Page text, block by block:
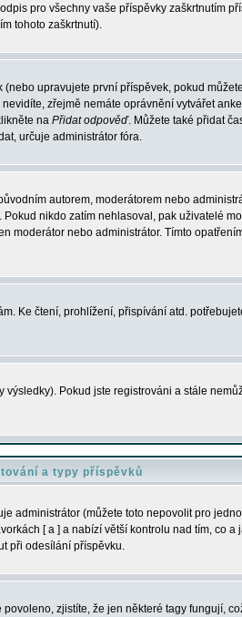
pro všechny vaše příspěvky zaškrtnutím
tohoto zaškrtnutí).
upravujete první příspěvek, pokud
zřejmě nemáte oprávnění vytvářet
na Přidat odpověď. Můžete také přidat
určuje administrátor fóra.
autorem, moderátorem nebo
nikdo zatím nehlasoval, pak uživatelé
moderátor nebo administrátor. Tímto
Ke čtení, prohlížení, přispívání atd.
Pokud jste registrováni a stále
a typy příspěvků
administrátor (můžete toto nepovolit pro
[ a ] a nabízí větší kontrolu nad tím, co a
při odesílání příspěvku.
zjistíte, že jen některé tagy fungují,